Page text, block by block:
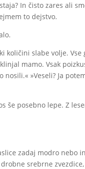
In čisto zares ali
to dejstvo.
količini slabe volje.
mamo. Vsak
»Veseli? Ja
še posebno lepe. Z
zadaj modro nebo
srebrne